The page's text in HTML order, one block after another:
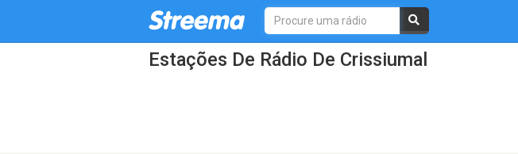
Estações De Rádio De Crissiumal